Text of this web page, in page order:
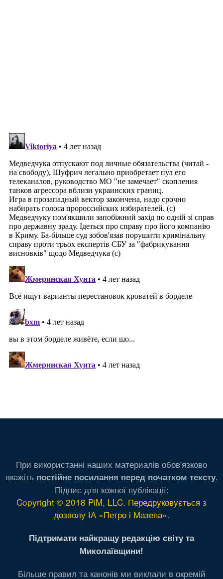
При використанні наших материалів обов'язково
вкажіть постійне посилання перед початком тексту.
Підпис для кожної публікації:
Copyright © 2018 PiM, LLC. Передруковується з
дозволу ІА «Петро і Мазепа».
Підтримати найкращу редакцію світу та
Миколаївщини!
Більше правил та канонів ми виклали в окремій